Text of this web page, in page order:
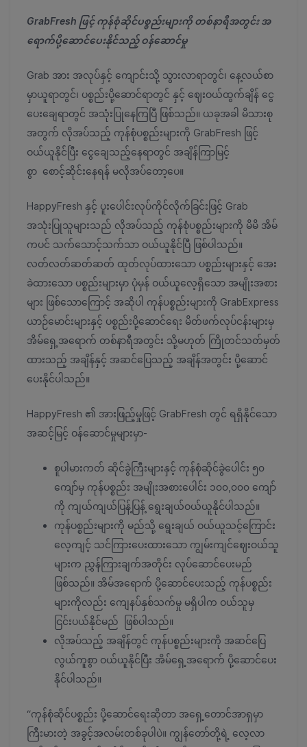
GrabFresh ဖြင့် ကုန်စုံဆိုင်ပစ္စည်းများကို တစ်နာရီအတွင်း အ
ရောက်ပို့ဆောင်ပေးနိုင်သည့် ဝန်ဆောင်မှု
Grab အား အလုပ်နှင့် ကျောင်းသို့ သွားလာရာတွင်၊ နေ့လယ်စာ
မှာယူရာတွင်၊ ပစ္စည်းပို့ဆောင်ရာတွင် နှင့် ဈေးဝယ်ထွက်ချိန် ငွေ
ပေးချေရာတွင် အသုံးပြုနေကြပြီ ဖြစ်သည်။ ယခုအခါ မိသားစု
အတွက် လိုအပ်သည့် ကုန်စုံပစ္စည်းများကို GrabFresh ဖြင့်
ဝယ်ယူနိုင်ပြီး ငွေချေသည့်နေရာတွင် အချိန်ကြာမြင့်
စွာ စောင့်ဆိုင်းနေရန် မလိုအပ်တော့ပေ။
HappyFresh နှင့် ပူးပေါင်းလုပ်ကိုင်လိုက်ခြင်းဖြင့် Grab
အသုံးပြုသူများသည် လိုအပ်သည့် ကုန်စုံပစ္စည်းများကို မိမိ အိမ်
ကပင် သက်သောင့်သက်သာ ဝယ်ယူနိုင်ပြီ ဖြစ်ပါသည်။
လတ်လတ်ဆတ်ဆတ် ထုတ်လုပ်ထားသော ပစ္စည်းများနှင့် အေး
ခဲထားသော ပစ္စည်းများမှာ ပုံမှန် ဝယ်ယူလေ့ရှိသော အမျိုးအစား
များ ဖြစ်သောကြောင့် အဆိုပါ ကုန်ပစ္စည်းများကို GrabExpress
ယာဉ်မောင်းများနှင့် ပစ္စည်းပို့ဆောင်ရေး မိတ်ဖက်လုပ်ငန်းများမှ
အိမ်ရှေ့အရောက် တစ်နာရီအတွင်း သို့မဟုတ် ကြိုတင်သတ်မှတ်
ထားသည့် အချိန်နှင့် အဆင်ပြေသည့် အချိန်အတွင်း ပို့ဆောင်
ပေးနိုင်ပါသည်။
HappyFresh ၏ အားဖြည့်မှုဖြင့် GrabFresh တွင် ရရှိနိုင်သော
အဆင့်မြင့် ဝန်ဆောင်မှုများမှာ-
စူပါမားကတ် ဆိုင်ခွဲကြီးများနှင့် ကုန်စုံဆိုင်ခွဲပေါင်း ၅၀
ကျော်မှ ကုန်ပစ္စည်း အမျိုးအစားပေါင်း ၁၀၀,၀၀၀ ကျော်
ကို ကျယ်ကျယ်ပြန့်ပြန့် ရွေးချယ်ဝယ်ယူနိုင်ပါသည်။
ကုန်ပစ္စည်းများကို မည်သို့ ရွေးချယ် ဝယ်ယူသင့်ကြောင်း
လေ့ကျင့် သင်ကြားပေးထားသော ကျွမ်းကျင်ဈေးဝယ်သူ
များက ညွှန်ကြားချက်အတိုင်း လုပ်ဆောင်ပေးမည်
ဖြစ်သည်။ အိမ်အရောက် ပို့ဆောင်ပေးသည့် ကုန်ပစ္စည်း
များကိုလည်း ကျေနပ်နှစ်သက်မှု မရှိပါက ဝယ်သူမှ
ငြင်းပယ်နိုင်မည် ဖြစ်ပါသည်။
လိုအပ်သည့် အချိန်တွင် ကုန်ပစ္စည်းများကို အဆင်ပြေ
လွယ်ကူစွာ ဝယ်ယူနိုင်ပြီး အိမ်ရှေ့အရောက် ပို့ဆောင်ပေး
နိုင်ပါသည်။
“ကုန်စုံဆိုင်ပစ္စည်း ပို့ဆောင်ရေးဆိုတာ အရှေ့တောင်အာရှမှာ
ကြီးမားတဲ့ အခွင့်အလမ်းတစ်ခုပါပဲ။ ကျွန်တော်တို့ရဲ့ လေ့လာ